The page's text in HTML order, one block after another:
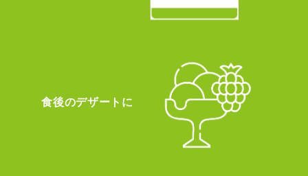
食後のデザートに